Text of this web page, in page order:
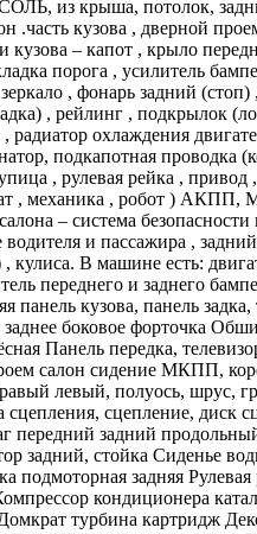
из крыша, потолок,
.часть кузова , дверной
– капот , крыло
порога , усилитель
, фонарь задний
, рейлинг , подкрылок
радиатор охлаждения
подкапотная
, рулевая рейка , привод
, механика , робот ) АКПП,
– система
и пассажира ,
кулиса. В машине есть:
переднего и заднего
кузова, панель
боковое форточка
Панель передка,
салон сидение МКПП,
левый, полуось, шрус,
сцепления, сцепление,
задний
задний, стойка Сиденье
задняя
кондиционера
турбина картридж